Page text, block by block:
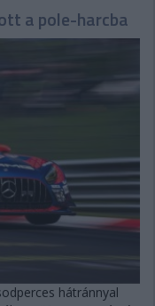
a pole-harcba
hátránnyal